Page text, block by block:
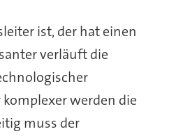
ist, der hat einen
verläuft die
werden die
muss der